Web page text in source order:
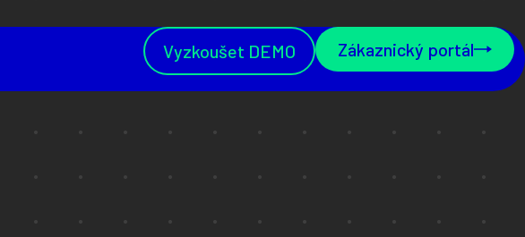
Vyzkoušet DEMO Zákaznický portál